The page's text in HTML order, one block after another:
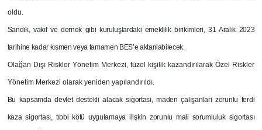
oldu.
Sandık, vakıf ve dernek gibi kuruluşlardaki emeklilik birikimleri, 31 Aralık 2023
tarihine kadar kısmen veya tamamen BES’e aktarılabilecek.
Olağan Dışı Riskler Yönetim Merkezi, tüzel kişilik kazandırılarak Özel Riskler
Yönetim Merkezi olarak yeniden yapılandırıldı.
Bu kapsamda devlet destekli alacak sigortası, maden çalışanları zorunlu ferdi
kaza sigortası, tıbbi kötü uygulamaya ilişkin zorunlu mali sorumluluk sigortası